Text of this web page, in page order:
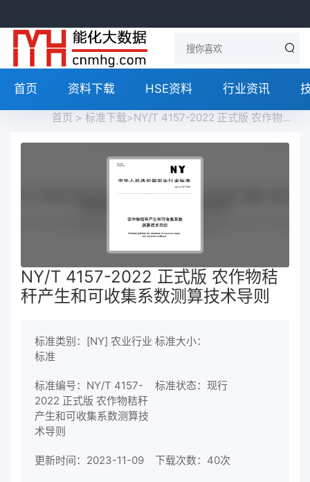
首页 资料下载 HSE资料 行业资讯
首页 > 标准下载>NY/T 4157-2022 正式版 农作物秸秆产生和可收集系数测算技术导则免费下载
NY/T 4157-2022 正式版 农作物秸
秆产生和可收集系数测算技术导则
标准类别：[NY] 农业行业
标准
标准大小：
标准编号：NY/T 4157-
2022 正式版 农作物秸秆
产生和可收集系数测算技
术导则
标准状态：现行
更新时间：2023-11-09 下载次数： 40次